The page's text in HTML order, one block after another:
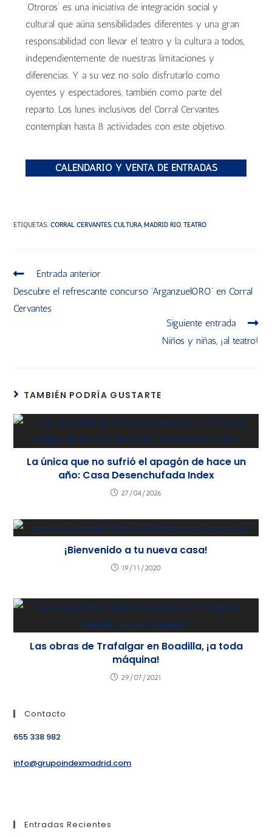
‘Otroros’ es una iniciativa de integración social y
cultural que aúna sensibilidades diferentes y una gran
responsabilidad con llevar el teatro y la cultura a todos,
independientemente de nuestras limitaciones y
diferencias. Y a su vez no solo disfrutarlo como
oyentes y espectadores, también como parte del
reparto. Los lunes inclusivos del Corral Cervantes
contemplan hasta 8 actividades con este objetivo.
CALENDARIO Y VENTA DE ENTRADAS
ETIQUETAS:CORRAL CERVANTES, CULTURA, MADRID RÍO, TEATRO
Entrada anterior
Descubre el refrescante concurso 'ArganzuelORO' en Corral
Cervantes
Siguiente entrada
Niños y niñas, ¡al teatro!
TAMBIÉN PODRÍA GUSTARTE
La única que no sufrió el apagón de hace un
año: Casa Desenchufada Index
27/04/2026
¡Bienvenido a tu nueva casa!
19/11/2020
Las obras de Trafalgar en Boadilla, ¡a toda
máquina!
29/07/2021
Contacto
655 338 982
info@grupoindexmadrid.com
Entradas Recientes